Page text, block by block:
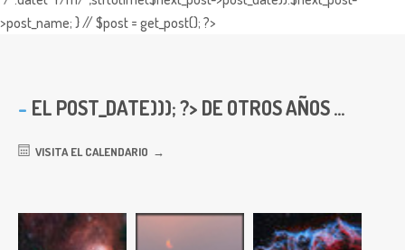
>post_name; } // $post = get_post(); ?>
EL POST_DATE))); ?> DE OTROS AÑOS ...
VISITA EL CALENDARIO